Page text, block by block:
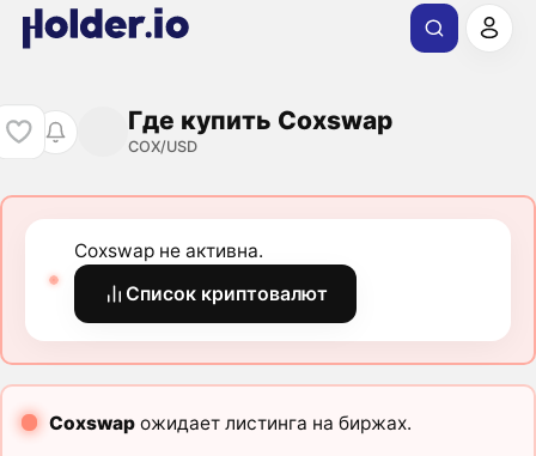
Где купить Coxswap
COX/USD
Coxswap не активна.
Список криптовалют
Coxswapожидает листинга на биржах.